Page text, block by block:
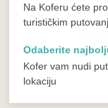
Na Koferu ćete
turističkim
Odaberite
Kofer vam nudi
lokaciju